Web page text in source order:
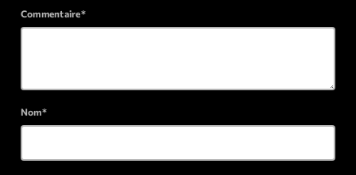
Archives
septembre 2025
janvier 2025
Commentaire*
Nom*